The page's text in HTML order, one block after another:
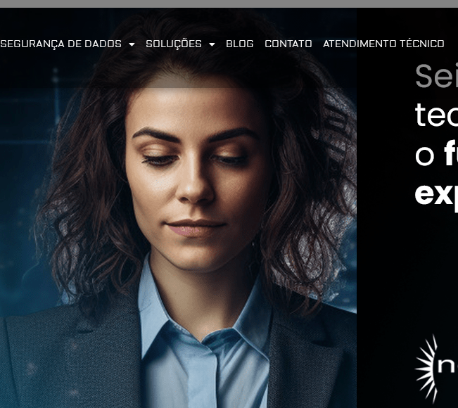
SEGURANÇA DE DADOS SOLUÇÕES BLOG CONTATO ATENDIMENTO TÉCNICO